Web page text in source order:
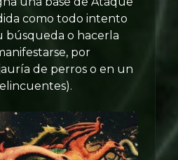
como todo intento
o hacerla
por
de perros o en un